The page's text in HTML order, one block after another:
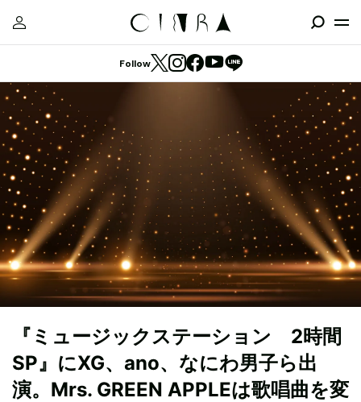
Follow
『ミュージックステーション 2時間
SP』にXG、ano、なにわ男子ら出
演。Mrs. GREEN APPLEは歌唱曲を変